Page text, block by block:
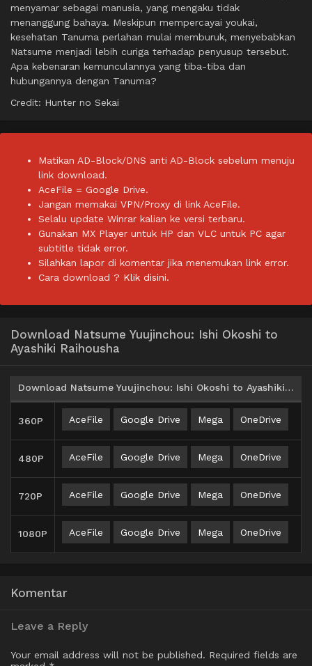
menyamar sebagai manusia, yang mengaku tidak
menanggung bahaya. Meskipun mempercayai youkai,
kesehatan Tanuma perlahan mulai memburuk, menyebabkan
Natsume menjadi lebih curiga terhadap penyusup tersebut.
Apa kebenaran kemunculannya yang tiba-tiba dan
hubungannya dengan Tanuma?
Credit: Hunter no Sekai
Matikan AD-Block/DNS anti AD-Block sebelum menuju
link download.
AceFile = Google Drive.
Jangan memakai VPN/Proxy di link AceFile.
Selalu update Winrar kalian ke versi terbaru.
Gunakan MX Player untuk HP dan VLC untuk PC agar
subtitle tidak error.
Silahkan lapor di komentar jika menemukan link error.
Cara download ? Klik disini.
Download Natsume Yuujinchou: Ishi Okoshi to
Ayashiki Raihousha
Download Natsume Yuujinchou: Ishi Okoshi to Ayashiki Raihousha BD Subtitle Indonesia
360P AceFile Google Drive Mega OneDrive
480P AceFile Google Drive Mega OneDrive
720P AceFile Google Drive Mega OneDrive
1080P AceFile Google Drive Mega OneDrive
Komentar
Leave a Reply
Your email address will not be published. Required fields are